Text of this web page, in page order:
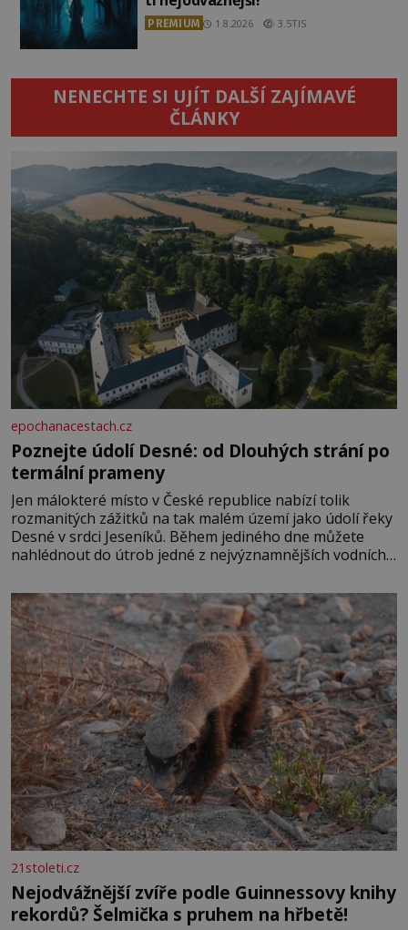
PREMIUM 1.8.2026 3.5TIS
NENECHTE SI UJÍT DALŠÍ ZAJÍMAVÉ
ČLÁNKY
epochanacestach.cz
Poznejte údolí Desné: od Dlouhých strání po
termální prameny
Jen málokteré místo v České republice nabízí tolik
rozmanitých zážitků na tak malém území jako údolí řeky
Desné v srdci Jeseníků. Během jediného dne můžete
nahlédnout do útrob jedné z nejvýznamnějších vodních
se na koloběžce a den zakončit poznáváním památek ve
Velkých Losinách nebo v termálním
21stoleti.cz
Nejodvážnější zvíře podle Guinnessovy knihy
rekordů? Šelmička s pruhem na hřbetě!